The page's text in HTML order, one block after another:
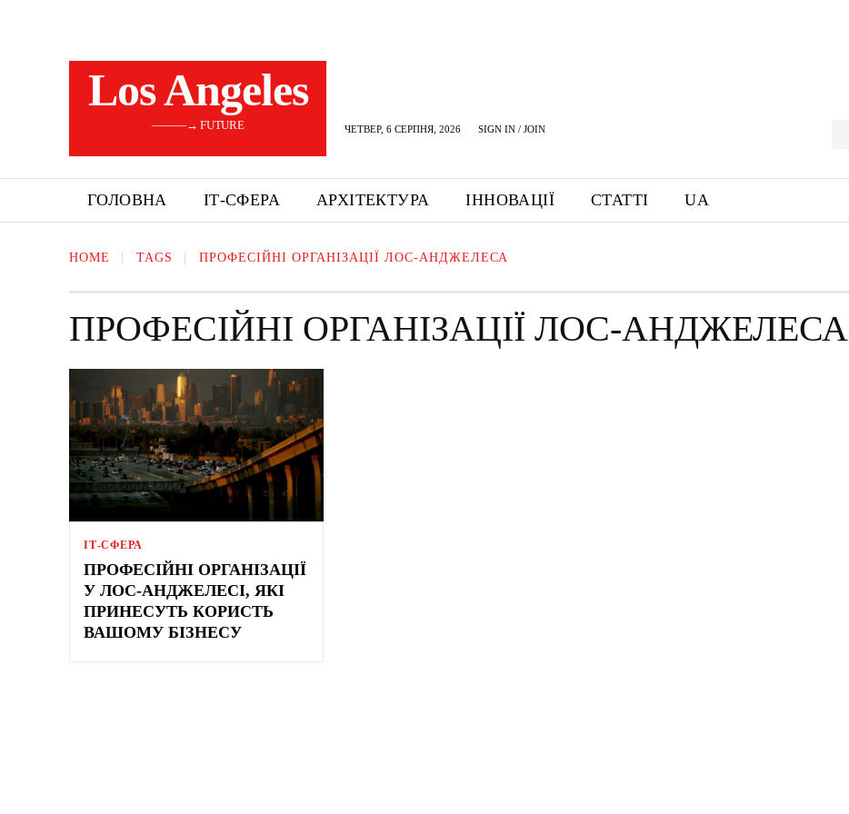
Los Angeles
———→ FUTURE ЧЕТВЕР, 6 СЕРПНЯ, 2026 SIGN IN / JOIN
ГОЛОВНА ІТ-СФЕРА АРХІТЕКТУРА ІННОВАЦІЇ СТАТТІ UA
HOME TAGS ПРОФЕСІЙНІ ОРГАНІЗАЦІЇ ЛОС-АНДЖЕЛЕСА
ПРОФЕСІЙНІ ОРГАНІЗАЦІЇ ЛОС-АНДЖЕЛЕСА
ІТ-СФЕРА
ПРОФЕСІЙНІ ОРГАНІЗАЦІЇ
У ЛОС-АНДЖЕЛЕСІ, ЯКІ
ПРИНЕСУТЬ КОРИСТЬ
ВАШОМУ БІЗНЕСУ